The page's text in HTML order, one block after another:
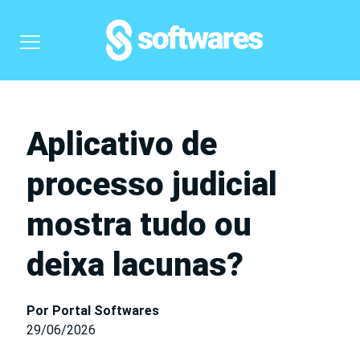
Aplicativo de
processo judicial
mostra tudo ou
deixa lacunas?
Por Portal Softwares
29/06/2026